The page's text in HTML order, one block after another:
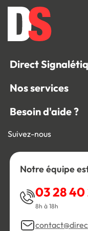
Direct
Nos services
Besoin d'aide ?
Suivez-nous
Notre équipe
03 28 40
8h à 18h